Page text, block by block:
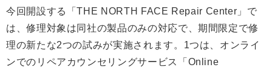
今回開設する「THE NORTH FACE Repair Center」で
は、修理対象は同社の製品のみの対応で、期間限定で修
理の新たな2つの試みが実施されます。1つは、オンライ
ンでのリペアカウンセリングサービス「Online